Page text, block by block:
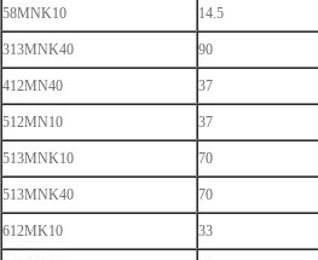
58MNK10 14.5
313MNK40 90
412MN40 37
512MN10 37
513MNK10 70
513MNK40 70
612MK10 33